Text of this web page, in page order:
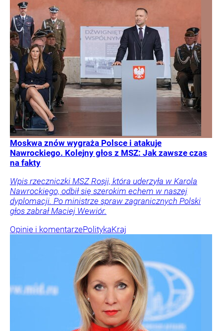
Moskwa znów wygraża Polsce i atakuje
Nawrockiego. Kolejny głos z MSZ: Jak zawsze czas
na fakty
Wpis rzeczniczki MSZ Rosji, która uderzyła w Karola
Nawrockiego, odbił się szerokim echem w naszej
dyplomacji. Po ministrze spraw zagranicznych Polski
głos zabrał Maciej Wewiór.
Opinie i komentarzePolitykaKraj